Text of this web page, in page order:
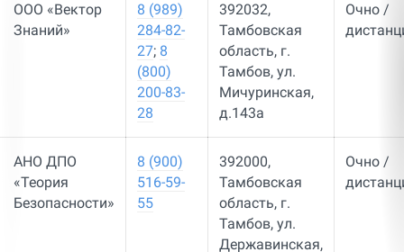
ООО «Вектор
Знаний»
8 (989)
284-82-
27; 8
(800)
200-83-
28
392032,
Тамбовская
область, г.
Тамбов, ул.
Мичуринская,
д.143а
Очно /
АНО ДПО
«Теория
Безопасности»
8 (900)
516-59-
55
392000,
Тамбовская
область, г.
Тамбов, ул.
Державинская,
Очно /